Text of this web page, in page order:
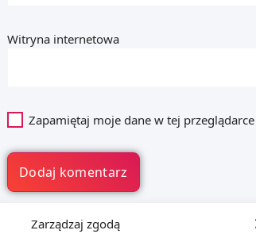
Zarządzaj zgodą
Witryna internetowa
Zapamiętaj moje dane w tej